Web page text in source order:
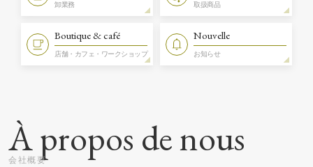
卸業務 取扱商品
Boutique & café
店舗・カフェ・ワークショップ
Nouvelle
お知らせ
À propos de nous